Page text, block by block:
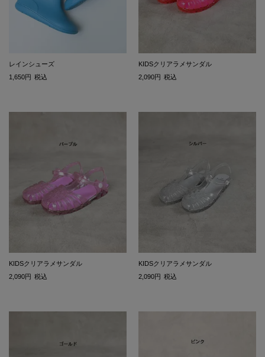
レインシューズ
1,650
税込
KIDSクリアラメサンダル
2,090
税込
KIDSクリアラメサンダル
2,090
税込
KIDSクリアラメサンダル
2,090
税込